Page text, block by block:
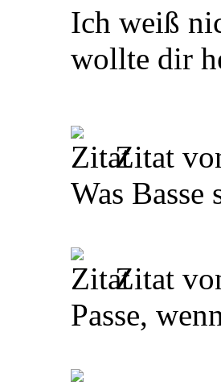
Ich weiß
wollte dir
Zitat
Was Basse
Zitat
Passe,